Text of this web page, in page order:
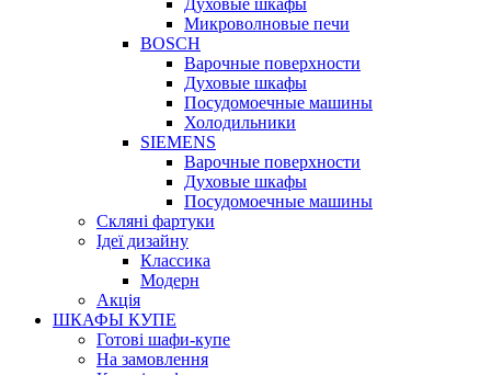
Духовые шкафы
Микроволновые печи
BOSCH
Варочные поверхности
Духовые шкафы
Посудомоечные машины
Холодильники
SIEMENS
Варочные поверхности
Духовые шкафы
Посудомоечные машины
Скляні фартуки
Ідеї дизайну
Класcика
Модерн
Акція
ШКАФЫ КУПЕ
Готові шафи-купе
На замовлення